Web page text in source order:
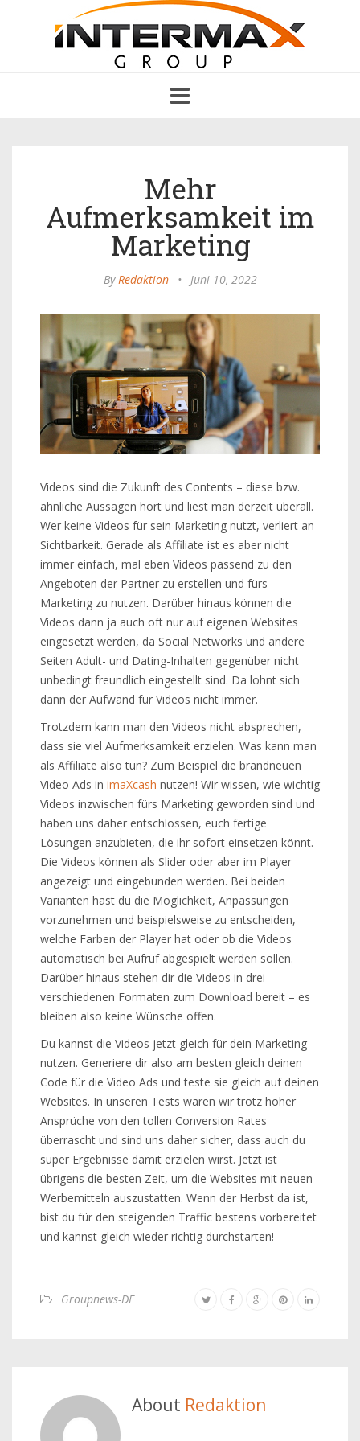
navigation
Mehr
Aufmerksamkeit im
Marketing
ByRedaktion • Juni 10, 2022
Videos sind die Zukunft des Contents – diese bzw.
ähnliche Aussagen hört und liest man derzeit überall.
Wer keine Videos für sein Marketing nutzt, verliert an
Sichtbarkeit. Gerade als Affiliate ist es aber nicht
immer einfach, mal eben Videos passend zu den
Angeboten der Partner zu erstellen und fürs
Marketing zu nutzen. Darüber hinaus können die
Videos dann ja auch oft nur auf eigenen Websites
eingesetzt werden, da Social Networks und andere
Seiten Adult- und Dating-Inhalten gegenüber nicht
unbedingt freundlich eingestellt sind. Da lohnt sich
dann der Aufwand für Videos nicht immer.
Trotzdem kann man den Videos nicht absprechen,
dass sie viel Aufmerksamkeit erzielen. Was kann man
als Affiliate also tun? Zum Beispiel die brandneuen
Video Ads in imaXcash nutzen! Wir wissen, wie wichtig
Videos inzwischen fürs Marketing geworden sind und
haben uns daher entschlossen, euch fertige
Lösungen anzubieten, die ihr sofort einsetzen könnt.
Die Videos können als Slider oder aber im Player
angezeigt und eingebunden werden. Bei beiden
Varianten hast du die Möglichkeit, Anpassungen
vorzunehmen und beispielsweise zu entscheiden,
welche Farben der Player hat oder ob die Videos
automatisch bei Aufruf abgespielt werden sollen.
Darüber hinaus stehen dir die Videos in drei
verschiedenen Formaten zum Download bereit – es
bleiben also keine Wünsche offen.
Du kannst die Videos jetzt gleich für dein Marketing
nutzen. Generiere dir also am besten gleich deinen
Code für die Video Ads und teste sie gleich auf deinen
Websites. In unseren Tests waren wir trotz hoher
Ansprüche von den tollen Conversion Rates
überrascht und sind uns daher sicher, dass auch du
super Ergebnisse damit erzielen wirst. Jetzt ist
übrigens die besten Zeit, um die Websites mit neuen
Werbemitteln auszustatten. Wenn der Herbst da ist,
bist du für den steigenden Traffic bestens vorbereitet
und kannst gleich wieder richtig durchstarten!
Groupnews-DE
About Redaktion